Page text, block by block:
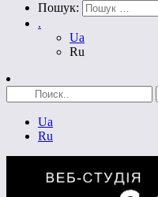
Пошук:
.
Ua
Ru
Ua
Ru